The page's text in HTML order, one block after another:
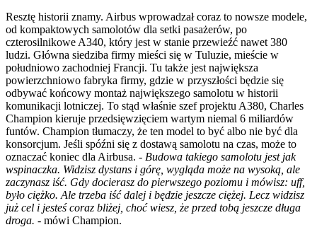
Resztę historii znamy. Airbus wprowadzał coraz to nowsze modele,
od kompaktowych samolotów dla setki pasażerów, po
czterosilnikowe A340, który jest w stanie przewieźć nawet 380
ludzi. Główna siedziba firmy mieści się w Tuluzie, mieście w
południowo zachodniej Francji. Tu także jest największa
powierzchniowo fabryka firmy, gdzie w przyszłości będzie się
odbywać końcowy montaż największego samolotu w historii
komunikacji lotniczej. To stąd właśnie szef projektu A380, Charles
Champion kieruje przedsięwzięciem wartym niemal 6 miliardów
funtów. Champion tłumaczy, że ten model to być albo nie być dla
konsorcjum. Jeśli spóźni się z dostawą samolotu na czas, może to
oznaczać koniec dla Airbusa. - Budowa takiego samolotu jest jak
wspinaczka. Widzisz dystans i górę, wygląda może na wysoką, ale
zaczynasz iść. Gdy docierasz do pierwszego poziomu i mówisz: uff,
było ciężko. Ale trzeba iść dalej i będzie jeszcze ciężej. Lecz widzisz
już cel i jesteś coraz bliżej, choć wiesz, że przed tobą jeszcze długa
droga. - mówi Champion.